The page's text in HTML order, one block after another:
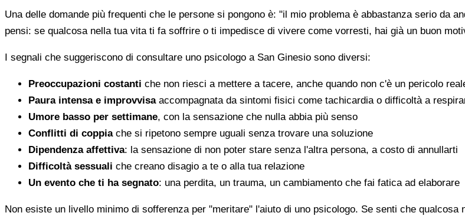
Una delle domande più frequenti che le persone si pongono è: "il mio problema è abbastanza serio da
pensi: se qualcosa nella tua vita ti fa soffrire o ti impedisce di vivere come vorresti, hai già un buon
I segnali che suggeriscono di consultare uno psicologo a San Ginesio sono diversi:
Preoccupazioni costanti che non riesci a mettere a tacere, anche quando non c'è un pericolo
Paura intensa e improvvisaaccompagnata da sintomi fisici come tachicardia o difficoltà a
Umore basso per settimane, con la sensazione che nulla abbia più senso
Conflitti di coppiache si ripetono sempre uguali senza trovare una soluzione
Dipendenza affettiva: la sensazione di non poter stare senza l'altra persona, a costo di annullarti
Difficoltà sessuali che creano disagio a te o alla tua relazione
Un evento che ti ha segnato: una perdita, un trauma, un cambiamento che fai fatica ad elaborare
Non esiste un livello minimo di sofferenza per "meritare" l'aiuto di uno psicologo. Se senti che qualcosa